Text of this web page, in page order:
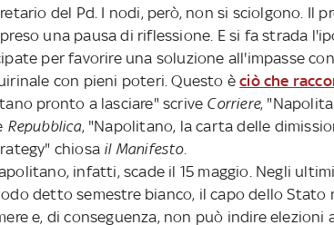
del Pd. I nodi, però, non si sciolgono. Il
una pausa di riflessione. E si fa strada
per favorire una soluzione all'impasse
con pieni poteri. Questo èciò che
pronto a lasciare" scrive Corriere,
Repubblica, "Napolitano, la carta delle
chiosa il Manifesto.
infatti, scade il 15 maggio. Negli
detto semestre bianco, il capo dello Stato
e, di conseguenza, non può indire elezioni